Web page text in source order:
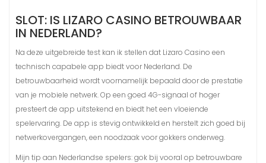
SLOT: IS LIZARO CASINO BETROUWBAAR
IN NEDERLAND?
Na deze uitgebreide test kan ik stellen dat Lizaro Casino een
technisch capabele app biedt voor Nederland. De
betrouwbaarheid wordt voornamelijk bepaald door de prestatie
van je mobiele netwerk. Op een goed 4G-signaal of hoger
presteert de app uitstekend en biedt het een vloeiende
spelervaring. De app is stevig ontwikkeld en herstelt zich goed bij
netwerkovergangen, een noodzaak voor gokkers onderweg.
Mijn tip aan Nederlandse spelers: gok bij vooral op betrouwbare